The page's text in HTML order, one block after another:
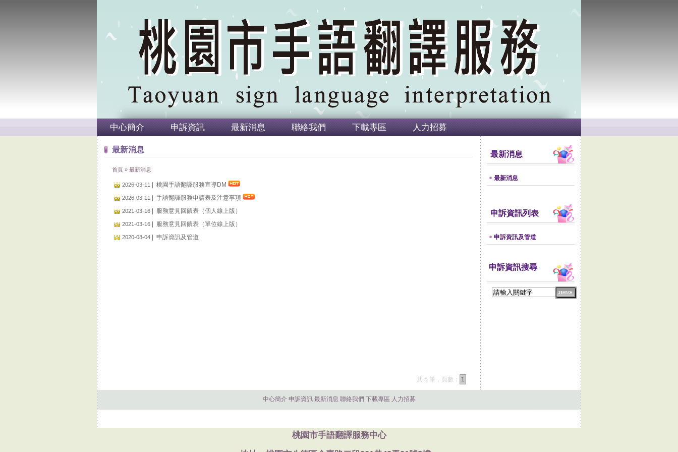
中心簡介 申訴資訊 最新消息 聯絡我們 下載專區 人力招募
最新消息
首頁 » 最新消息
2026-03-11 桃園手語翻譯服務宣導DM
2026-03-11 手語翻譯服務申請表及注意事項
2021-03-16 服務意見回饋表（個人線上版）
2021-03-16 服務意見回饋表（單位線上版）
2020-08-04 申訴資訊及管道
共 5 筆，頁數： 1
最新消息
最新消息
申訴資訊列表
申訴資訊及管道
申訴資訊搜尋
中心簡介 申訴資訊 最新消息 聯絡我們 下載專區 人力招募
桃園市手語翻譯服務中心